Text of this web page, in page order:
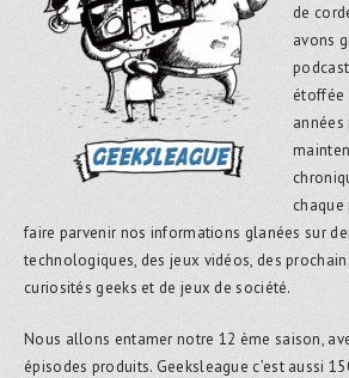
de
avons
étoffée
années
faire parvenir nos informations glanées sur
technologiques, des jeux vidéos, des
curiosités geeks et de jeux de société.
Nous allons entamer notre 12 ème saison,
épisodes produits. Geeksleague c’est aussi